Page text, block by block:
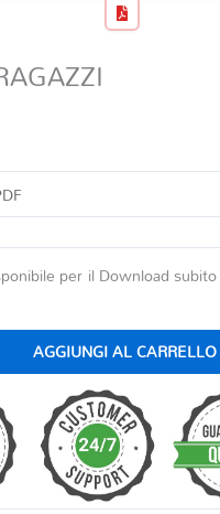
per il Download
AGGIUNGI AL CARRELLO